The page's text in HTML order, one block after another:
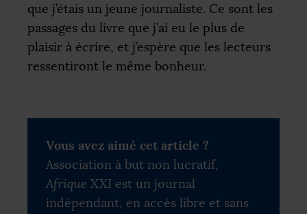
que j’étais un jeune journaliste. Ce sont les
passages du livre que j’ai eu le plus de
plaisir à écrire, et j’espère que les lecteurs
ressentiront le même bonheur.
Vous avez aimé cet article ?
Association à but non lucratif,
Afrique XXI est un journal
indépendant, en accès libre et sans